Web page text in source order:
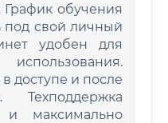
обучения
под свой личный
удобен для
доступе и после
Техподдержка
и максимально